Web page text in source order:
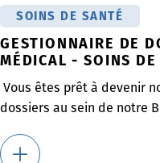
SOINS DE SANTÉ
GESTIONNAIRE DE
MÉDICAL - SOINS
Vous êtes prêt à devenir
dossiers au sein de notre